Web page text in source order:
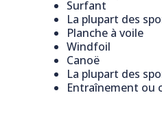
Surfant
La plupart des
Planche à voile
Windfoil
Canoë
La plupart des
Entraînement ou